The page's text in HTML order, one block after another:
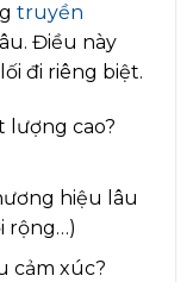
truyền
Điều này
đi riêng biệt.
lượng cao?
hiệu lâu
rộng…)
cảm xúc?